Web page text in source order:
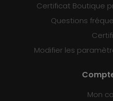
Certificat Boutique
Questions
Modifier les
Mon